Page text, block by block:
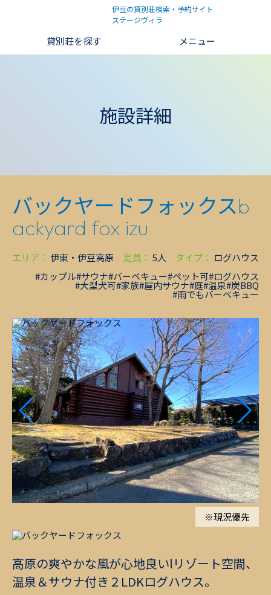
伊豆の貸別荘検索・予約サイト
ステージヴィラ
貸別荘を探す メニュー
施設詳細
バックヤードフォックスb
ackyard fox izu
エリア： 伊東・伊豆高原 定員： 5人 タイプ： ログハウス
#カップル#サウナ#バーベキュー#ペット可#ログハウス
#大型犬可#家族#屋内サウナ#庭#温泉#炭BBQ
#雨でもバーベキュー
※現況優先
高原の爽やかな風が心地良いlリゾート空間、
温泉＆サウナ付き２LDKログハウス。